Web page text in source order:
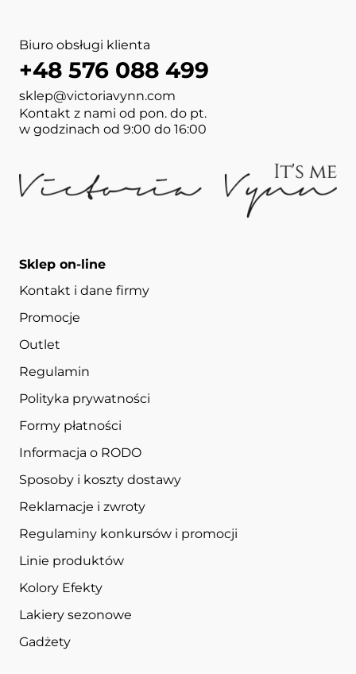
Biuro obsługi klienta
+48 576 088 499
sklep@victoriavynn.com
Kontakt z nami od pon. do pt.
w godzinach od 9:00 do 16:00
Sklep on-line
Kontakt i dane firmy
Promocje
Outlet
Regulamin
Polityka prywatności
Formy płatności
Informacja o RODO
Sposoby i koszty dostawy
Reklamacje i zwroty
Regulaminy konkursów i promocji
Linie produktów
Kolory Efekty
Lakiery sezonowe
Gadżety